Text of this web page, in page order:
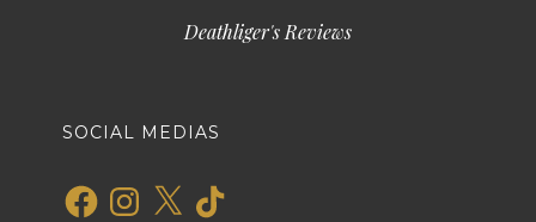
Deathliger's Reviews
SOCIAL MEDIAS
FacebookInstagram
X TikTok